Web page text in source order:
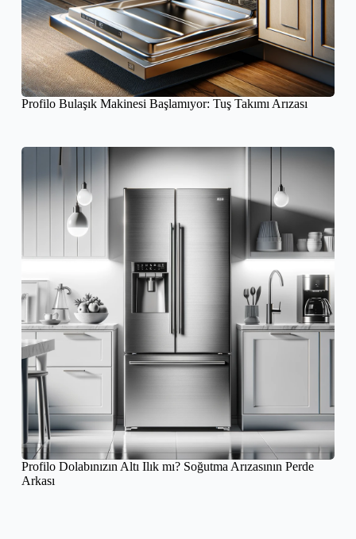
Profilo Bulaşık Makinesi Başlamıyor: Tuş Takımı Arızası
Profilo Dolabınızın Altı Ilık mı? Soğutma Arızasının Perde
Arkası